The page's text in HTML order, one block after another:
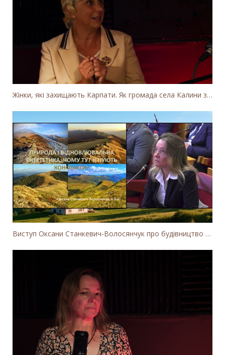
Жінки, які захищають Карпати. Як громада села Калини захищає річку Тересву від забудови МГЕС
Виступ Оксани Станкевич-Волосянчук про будівництво вітропарків у Закарпатській області